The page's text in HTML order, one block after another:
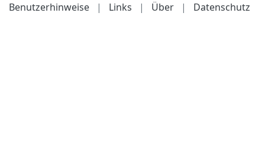
Benutzerhinweise
| Links | Über | Datenschutz